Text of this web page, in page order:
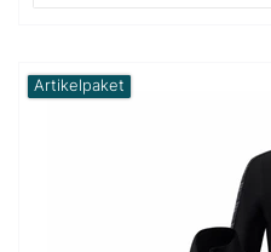
Artikelpaket